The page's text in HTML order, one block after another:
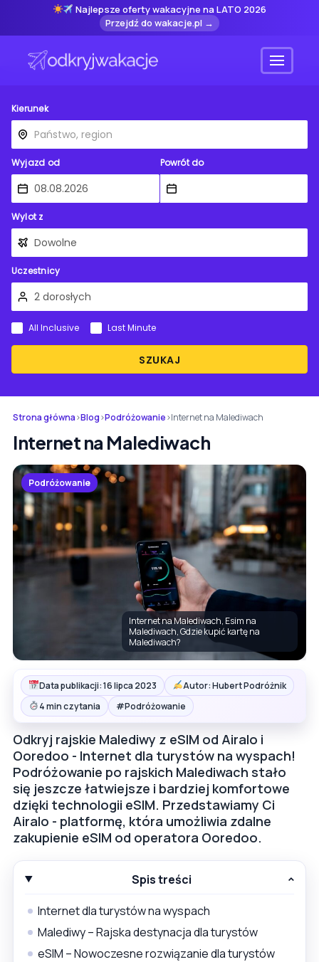
Najlepsze oferty wakacyjne na LATO 2026
Przejdź do wakacje.pl →
Menu
Kierunek
Wyjazd od Powrót do
Wylot z
Uczestnicy
SZUKAJ
All Inclusive Last Minute
Strona główna›Blog›Podróżowanie›Internet na Malediwach
Internet na Malediwach
Podróżowanie
Internet na Malediwach, Esim na
Malediwach, Gdzie kupić kartę na
Malediwach?
Data publikacji: 16 lipca 2023
Autor: Hubert Podróżnik
4 min czytania
#Podróżowanie
Odkryj rajskie Malediwy z eSIM od Airalo i
Ooredoo - Internet dla turystów na wyspach!
Podróżowanie po rajskich Malediwach stało
się jeszcze łatwiejsze i bardziej komfortowe
dzięki technologii eSIM. Przedstawiamy Ci
Airalo - platformę, która umożliwia zdalne
zakupienie eSIM od operatora Ooredoo.
Spis treści
Internet dla turystów na wyspach
Malediwy – Rajska destynacja dla turystów
eSIM – Nowoczesne rozwiązanie dla turystów